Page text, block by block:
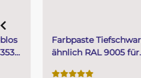
Farbpaste Tiefschwarz
ähnlich RAL 9005 für